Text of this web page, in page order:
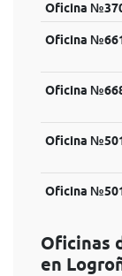
Oficina
Oficina
Oficina
Oficina
Oficina
Oficinas
en